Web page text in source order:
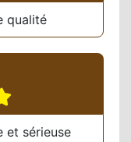
qualité
et sérieuse